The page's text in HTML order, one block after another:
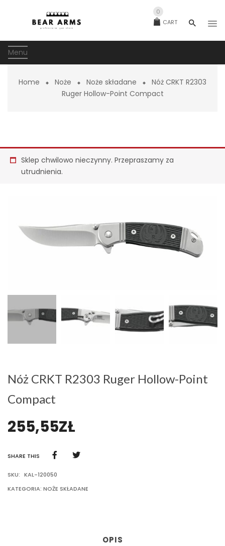
CART
0
Menu
Home Noże Noże składane
Nóż CRKT R2303
Ruger Hollow-Point Compact
Sklep chwilowo nieczynny. Przepraszamy za
utrudnienia.
Nóż CRKT R2303 Ruger Hollow-Point
Compact
255,55ZŁ
SHARE THIS
SKU: KAL-120050
KATEGORIA: NOŻE SKŁADANE
OPIS